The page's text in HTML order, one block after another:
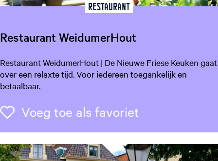
Restaurant WeidumerHout
R
e
s
a
r
a
n
Restaurant WeidumerHout | De Nieuwe Friese Keuken gaat
over een relaxte tijd. Voor iedereen toegankelijk en
betaalbaar.
Restaurant
Voeg toe als favoriet